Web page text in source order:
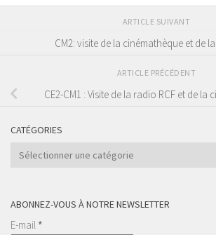
ARTICLE SUIVANT
CM2: visite de la cinémathèque et de
ARTICLE PRÉCÉDENT
CE2-CM1 : Visite de la radio RCF et de la
CATÉGORIES
Catégories
ABONNEZ-VOUS À NOTRE NEWSLETTER
E-mail *